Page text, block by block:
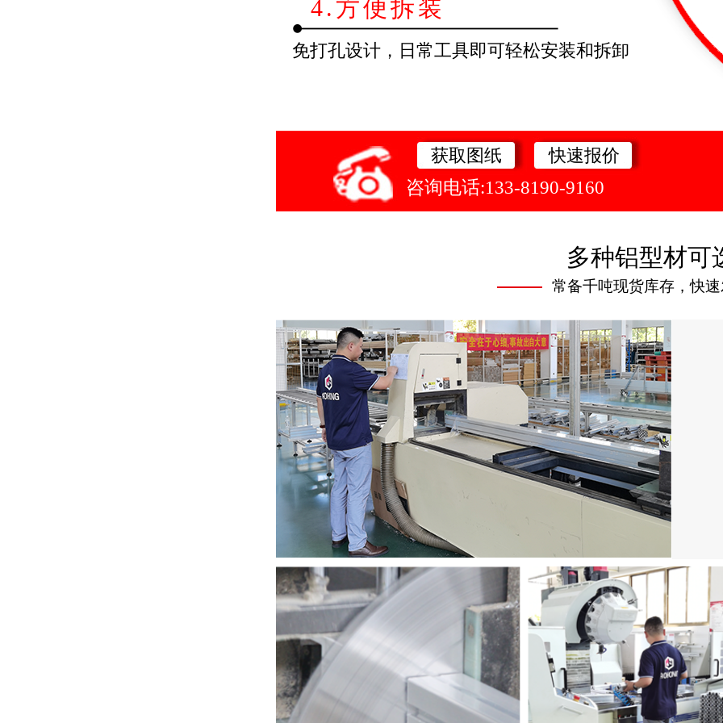
4.方便拆装
免打孔设计，日常工具即可轻松安装和拆卸
获取图纸
快速报价
咨询电话:133-8190-9160
多种铝型材可
常备千吨现货库存，快